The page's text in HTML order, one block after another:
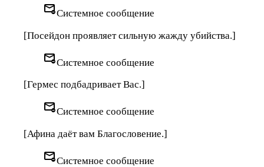
unsubscribeСистемное сообщение
[Посейдон проявляет сильную жажду убийства.]
unsubscribeСистемное сообщение
[Гермес подбадривает Вас.]
unsubscribeСистемное сообщение
[Афина даёт вам Благословение.]
unsubscribeСистемное сообщение